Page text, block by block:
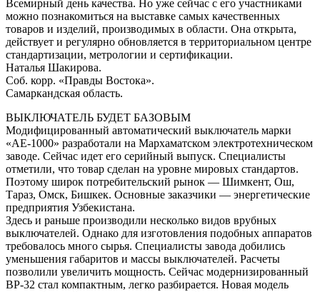
Всемирный день качества. Но уже сейчас с его участниками
можно познакомиться на выставке самых качественных
товаров и изделий, производимых в области. Она открыта,
действует и регулярно обновляется в территориальном центре
стандартизации, метрологии и сертификации.
Наталья Шакирова.
Соб. корр. «Правды Востока».
Самаркандская область.
ВЫКЛЮЧАТЕЛЬ БУДЕТ БАЗОВЫМ
Модифицированный автоматический выключатель марки
«АЕ-1000» разработали на Мархаматском электротехническом
заводе. Сейчас идет его серийный выпуск. Специалисты
отметили, что товар сделан на уровне мировых стандартов.
Поэтому широк потребительский рынок — Шимкент, Ош,
Тараз, Омск, Бишкек. Основные заказчики — энергетические
предприятия Узбекистана.
Здесь и раньше производили несколько видов врубных
выключателей. Однако для изготовления подобных аппаратов
требовалось много сырья. Специалисты завода добились
уменьшения габаритов и массы выключателей. Расчеты
позволили увеличить мощность. Сейчас модернизированный
ВР-32 стал компактным, легко разбирается. Новая модель